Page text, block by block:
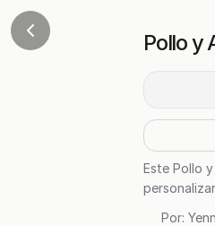
Pollo y
Este Pollo
Por: